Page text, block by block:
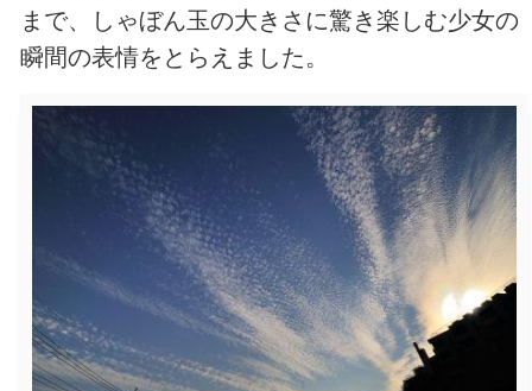
まで、しゃぼん玉の大きさに驚き楽しむ少女の
瞬間の表情をとらえました。